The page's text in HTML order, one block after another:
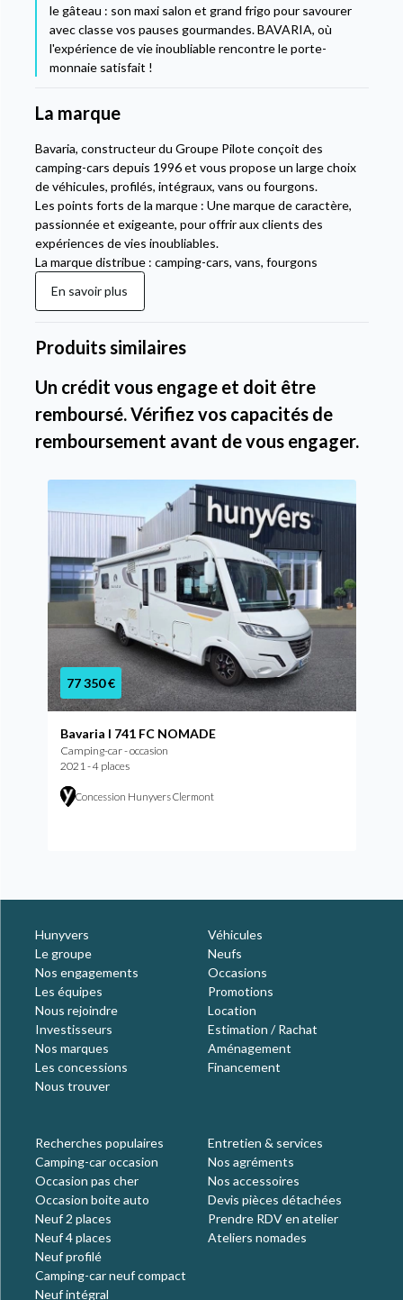
le gâteau : son maxi salon et grand frigo pour savourer
avec classe vos pauses gourmandes. BAVARIA, où
l'expérience de vie inoubliable rencontre le porte-
monnaie satisfait !
La marque
Bavaria, constructeur du Groupe Pilote conçoit des
camping-cars depuis 1996 et vous propose un large choix
de véhicules, profilés, intégraux, vans ou fourgons.
Les points forts de la marque : Une marque de caractère,
passionnée et exigeante, pour offrir aux clients des
expériences de vies inoubliables.
La marque distribue : camping-cars, vans, fourgons
En savoir plus
Produits similaires
Un crédit vous engage et doit être
remboursé. Vérifiez vos capacités de
remboursement avant de vous engager.
77 350 €
Bavaria I 741 FC NOMADE
Camping-car - occasion
2021 - 4 places
Concession Hunyvers Clermont
Hunyvers
Le groupe
Nos engagements
Les équipes
Nous rejoindre
Investisseurs
Nos marques
Les concessions
Nous trouver
Véhicules
Neufs
Occasions
Promotions
Location
Estimation / Rachat
Aménagement
Financement
Recherches populaires
Camping-car occasion
Occasion pas cher
Occasion boite auto
Neuf 2 places
Neuf 4 places
Neuf profilé
Camping-car neuf compact
Neuf intégral
Entretien & services
Nos agréments
Nos accessoires
Devis pièces détachées
Prendre RDV en atelier
Ateliers nomades